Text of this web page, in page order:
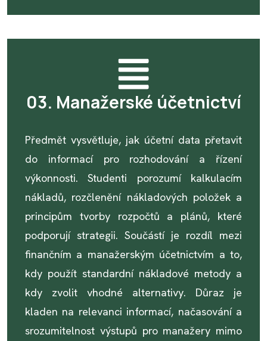
03. Manažerské účetnictví
Předmět vysvětluje, jak účetní data přetavit
do informací pro rozhodování a řízení
výkonnosti. Studenti porozumí kalkulacím
nákladů, rozčlenění nákladových položek a
principům tvorby rozpočtů a plánů, které
podporují strategii. Součástí je rozdíl mezi
finančním a manažerským účetnictvím a to,
kdy použít standardní nákladové metody a
kdy zvolit vhodné alternativy. Důraz je
kladen na relevanci informací, načasování a
srozumitelnost výstupů pro manažery mimo